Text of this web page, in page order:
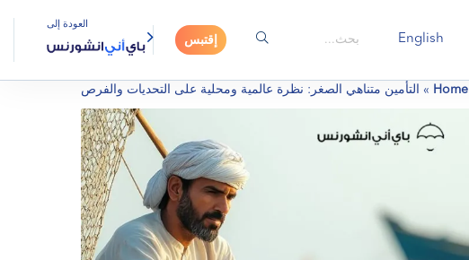
English إقتبس
العودة إلى
Home
» التأمين متناهي الصغر: نظرة عالمية ومحلية على التحديات والفرص